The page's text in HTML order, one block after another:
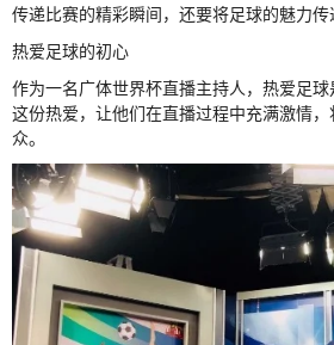
传递比赛的精彩瞬间，还要将足球的魅力传
热爱足球的初心
作为一名广体世界杯直播主持人，热爱足
这份热爱，让他们在直播过程中充满激情
众。